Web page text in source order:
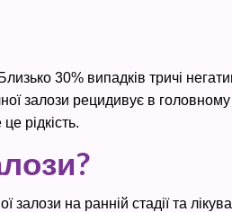
30% випадків тричі
залози рецидивує в
рідкість.
на ранній стадії та